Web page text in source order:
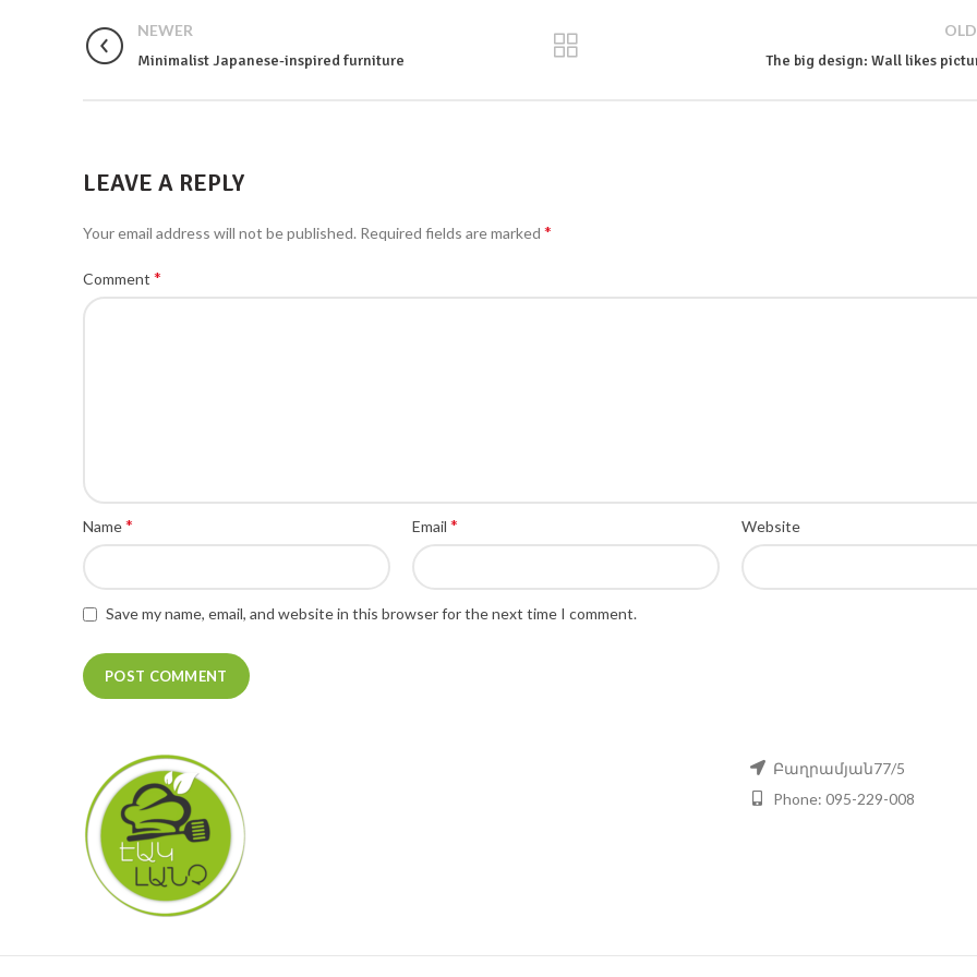
NEWER
Minimalist Japanese-inspired furniture
The big design: Wall likes
LEAVE A REPLY
Your email address will not be published. Required fields are marked *
Comment *
Name* Email* Website
Save my name, email, and website in this browser for the next time I comment.
Բաղրամյան77/5
Phone: 095-229-008